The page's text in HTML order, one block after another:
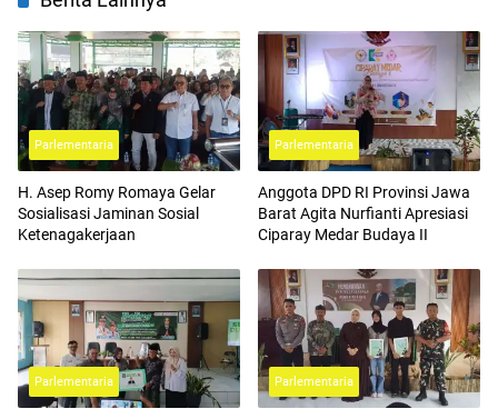
Parlementaria
H. Asep Romy Romaya Gelar
Sosialisasi Jaminan Sosial
Ketenagakerjaan
Parlementaria
Anggota DPD RI Provinsi Jawa
Barat Agita Nurfianti Apresiasi
Ciparay Medar Budaya II
Parlementaria Parlementaria